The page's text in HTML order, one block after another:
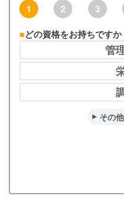
1
2 3
どの資格をお持ちですか
管
その